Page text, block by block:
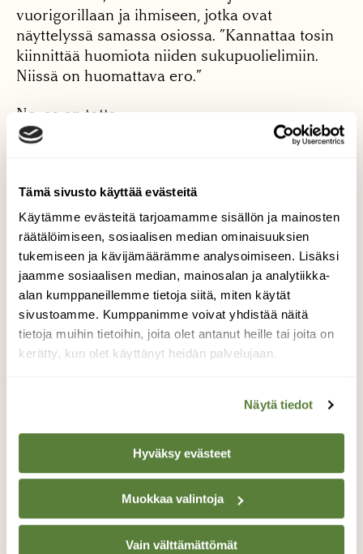
Tämä sivusto käyttää evästeitä
Käytämme evästeitä tarjoamamme sisällön ja mainosten
räätälöimiseen, sosiaalisen median ominaisuuksien
tukemiseen ja kävijämäärämme analysoimiseen. Lisäksi
jaamme sosiaalisen median, mainosalan ja analytiikka-
alan kumppaneillemme tietoja siitä, miten käytät
sivustoamme. Kumppanimme voivat yhdistää näitä
tietoja muihin tietoihin, joita olet antanut heille tai joita on
kerätty, kun olet käyttänyt heidän palvelujaan.
Näytä tiedot
Hyväksy evästeet
Muokkaa valintoja
Vain välttämättömät
vuorigorillaan ja ihmiseen, jotka ovat
näyttelyssä samassa osiossa. ”Kannattaa tosin
kiinnittää huomiota niiden sukupuolielimiin.
Niissä on huomattava ero.”
No, se on totta.
Vuorigorillassa on jotakin tuttua. Kuva: Johanna
Mehtola
Eläinten Body Worldsnäyttelyyn voi tutustua
29.10. saakka. Samalla reissulla kannattaa
katsoa myös planetaarioelokuvatPandat
sekä tutustua uusiin
www.heureka.fi
www.animalinsideout.com,
www.bodyworlds.com.